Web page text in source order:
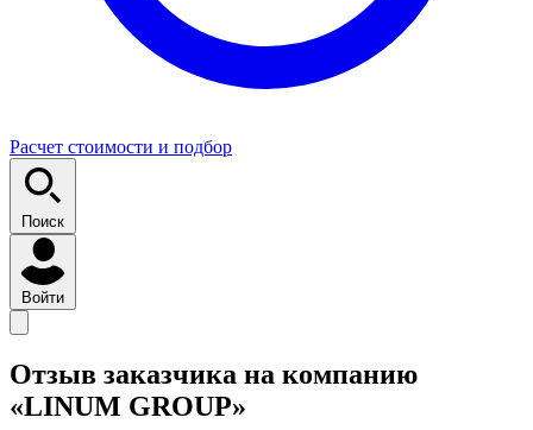
Расчет стоимости и подбор
Поиск
Войти
Отзыв заказчика на компанию
«LINUM GROUP»